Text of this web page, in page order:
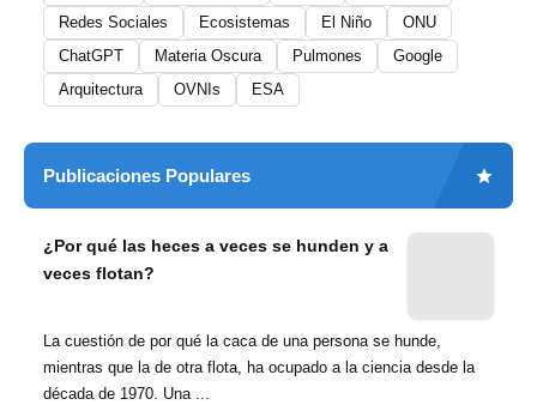
Redes Sociales
Ecosistemas El Niño
ONU
ChatGPT
Materia Oscura Pulmones
Google
Arquitectura
OVNIs ESA
Publicaciones Populares
¿Por qué las heces a veces se hunden y a
veces flotan?
La cuestión de por qué la caca de una persona se hunde,
mientras que la de otra flota, ha ocupado a la ciencia desde la
década de 1970. Una ...